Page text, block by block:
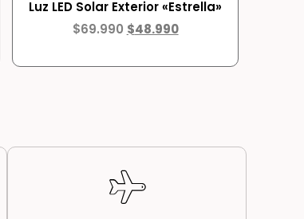
Luz LED Solar Exterior «Estrella»
$69.990 $48.990